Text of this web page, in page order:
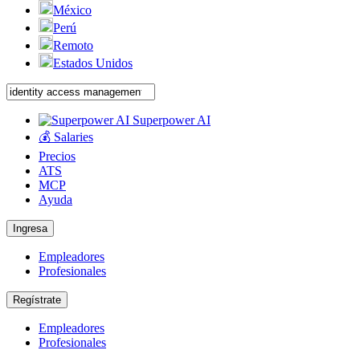
México
Perú
Remoto
Estados Unidos
Superpower AI
💰 Salaries
Precios
ATS
MCP
Ayuda
Ingresa
Empleadores
Profesionales
Regístrate
Empleadores
Profesionales